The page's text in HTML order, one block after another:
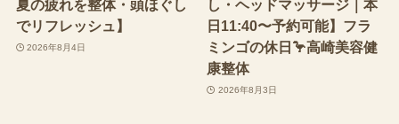
夏の疲れを整体・頭ほぐし
でリフレッシュ】
2026年8月4日
し・ヘッドマッサージ｜本
日11:40〜予約可能】フラ
ミンゴの休日🦩高崎美容健
康整体
2026年8月3日